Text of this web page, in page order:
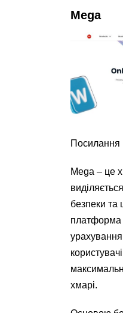
Mega
Посилання
Mega – це
безпеки
платформа
хмарі.